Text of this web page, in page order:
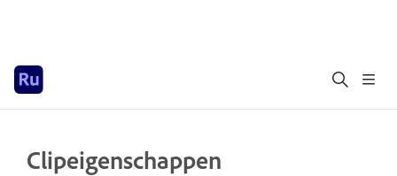
Clipeigenschappen